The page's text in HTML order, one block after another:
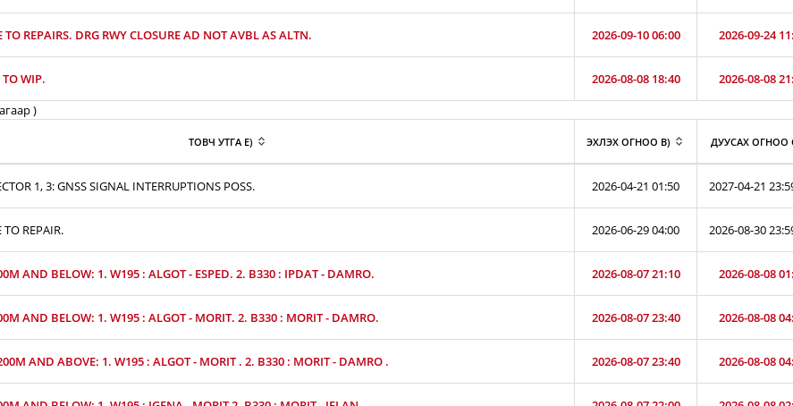
REPAIRS. DRG RWY CLOSURE AD NOT AVBL AS ALTN. 2026-09-10 06:00 2026-09-24
WIP. 2026-08-08 18:40
2026-08-08
)
ТОВЧ УТГА E) ЭХЛЭХ ОГНОО B) ДУУСАХ ОГНОО
1, 3: GNSS SIGNAL INTERRUPTIONS POSS. 2026-04-21 01:50 2027-04-21
TO REPAIR. 2026-06-29 04:00 2026-08-30
AND BELOW: 1. W195 : ALGOT - ESPED. 2. B330 : IPDAT - DAMRO. 2026-08-07 21:10 2026-08-08
AND BELOW: 1. W195 : ALGOT - MORIT. 2. B330 : MORIT - DAMRO. 2026-08-07 23:40 2026-08-08
AND ABOVE: 1. W195 : ALGOT - MORIT . 2. B330 : MORIT - DAMRO . 2026-08-07 23:40 2026-08-08